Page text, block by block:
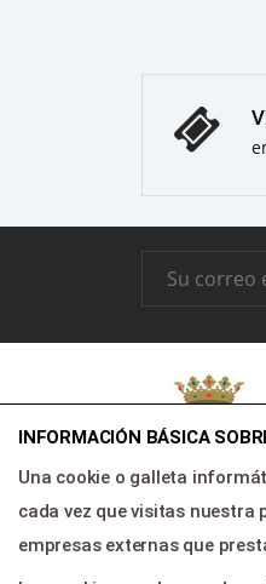
INFORMACIÓN BÁSICA
Una cookie o galleta
cada vez que visitas nuestra
empresas externas que